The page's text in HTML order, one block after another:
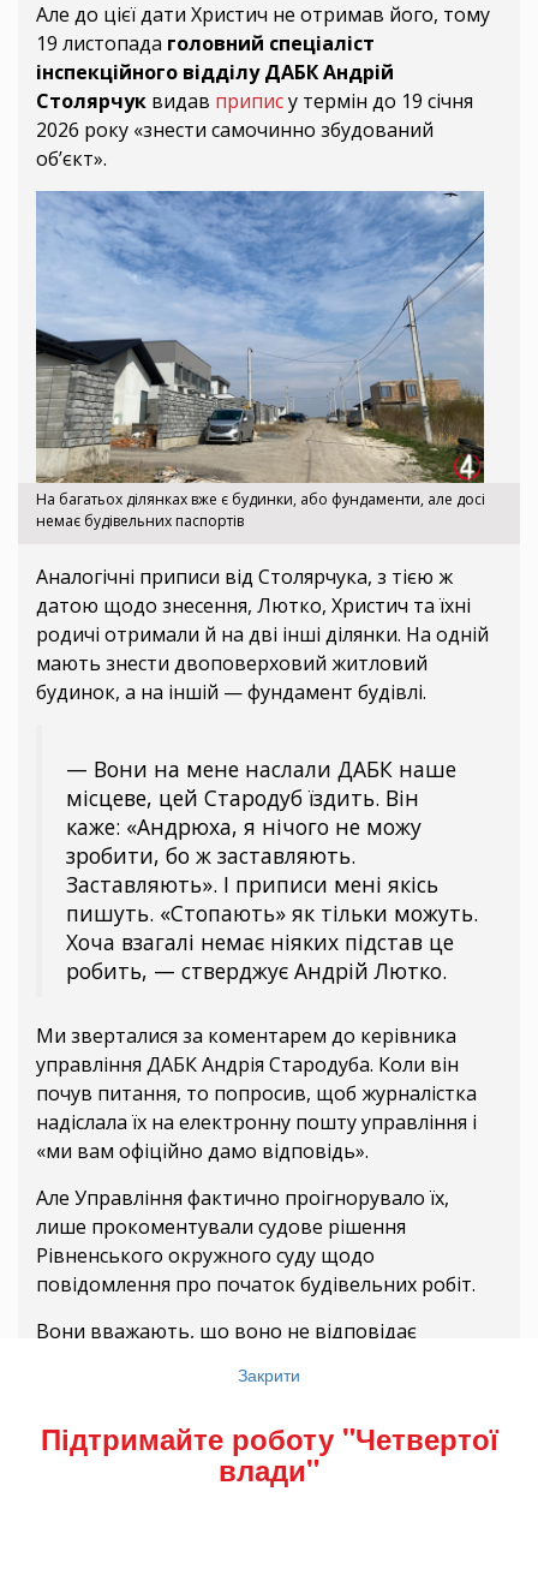
Але до цієї дати Христич не отримав його, тому
19 листопада головний спеціаліст
інспекційного відділу ДАБК Андрій
Столярчук видав припису термін до 19 січня
2026 року «знести самочинно збудований
обʼєкт».
На багатьох ділянках вже є будинки, або фундаменти, але досі
немає будівельних паспортів
Аналогічні приписи від Столярчука, з тією ж
датою щодо знесення, Лютко, Христич та їхні
родичі отримали й на дві інші ділянки. На одній
мають знести двоповерховий житловий
будинок, а на іншій — фундамент будівлі.
— Вони на мене наслали ДАБК наше
місцеве, цей Стародуб їздить. Він
каже: «Андрюха, я нічого не можу
зробити, бо ж заставляють.
Заставляють». І приписи мені якісь
пишуть. «Стопають» як тільки можуть.
Хоча взагалі немає ніяких підстав це
робить, — стверджує Андрій Лютко.
Ми зверталися за коментарем до керівника
управління ДАБК Андрія Стародуба. Коли він
почув питання, то попросив, щоб журналістка
надіслала їх на електронну пошту управління і
«ми вам офіційно дамо відповідь».
Але Управління фактично проігнорувало їх,
лише прокоментували судове рішення
Рівненського окружного суду щодо
повідомлення про початок будівельних робіт.
Вони вважають, що воно не відповідає
прийняте як без повного з’ясування обставин,
невідповідністю висновків, викладених у
рішенні, обставинам справи». Мовляв, рішення
Закрити
Підтримайте роботу "Четвертої
влади"